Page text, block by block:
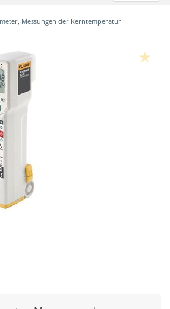
Messungen der Kerntemperatur